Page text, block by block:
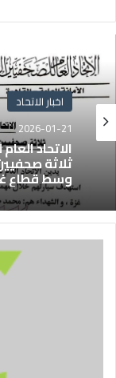
اخبار الاتحاد
2026-01-21
الاتحاد
ثلاثة
وسط قطاع